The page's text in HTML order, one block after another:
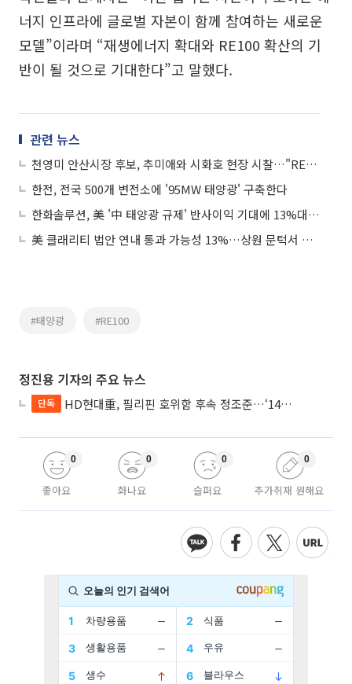
너지 인프라에 글로벌 자본이 함께 참여하는 새로운
모델”이라며 “재생에너지 확대와 RE100 확산의 기
반이 될 것으로 기대한다”고 말했다.
관련 뉴스
천영미 안산시장 후보, 추미애와 시화호 현장 시찰…"RE100 선도도시로 만들겠다"
한전, 전국 500개 변전소에 '95MW 태양광' 구축한다
한화솔루션, 美 '中 태양광 규제' 반사이익 기대에 13%대 '강세'
美 클래리티 법안 연내 통과 가능성 13%…상원 문턱서 제동
#태양광 #RE100
정진용 기자의 주요 뉴스
단독 HD현대重, 필리핀 호위함 후속 정조준…‘14척+α’ 싹쓸이 노린다
좋아요
0
화나요
0
슬퍼요
0
추가취재 원해요
0